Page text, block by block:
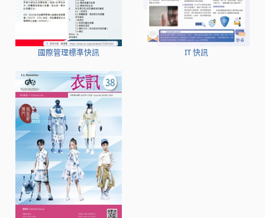
國際管理標準快訊 IT 快訊